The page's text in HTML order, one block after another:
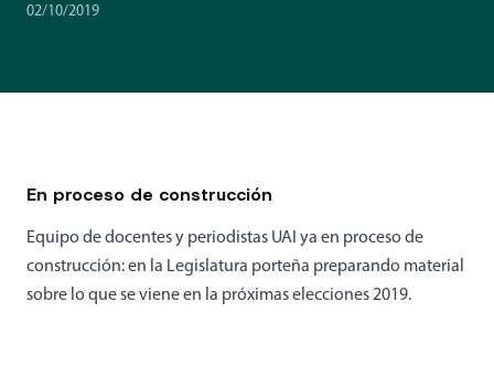
02/10/2019
En proceso de construcción
Equipo de docentes y periodistas UAI ya en proceso de
construcción: en la Legislatura porteña preparando material
sobre lo que se viene en la próximas elecciones 2019.